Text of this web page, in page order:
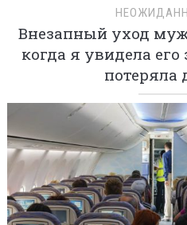
Внезапный уход
когда я увидела
потеряла